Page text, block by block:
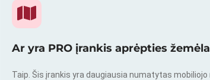
Ar yra PRO įrankis aprėpties
Taip. Šis įrankis yra daugiausia numatytas